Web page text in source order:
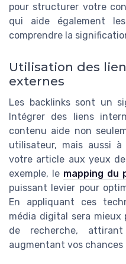
pour structurer votre
qui aide également
comprendre la
Utilisation des
externes
Les backlinks sont un
Intégrer des liens
contenu aide non
utilisateur, mais aussi
votre article aux yeux
exemple, le mapping du
puissant levier pour
En appliquant ces
média digital sera
de recherche,
augmentant vos chances